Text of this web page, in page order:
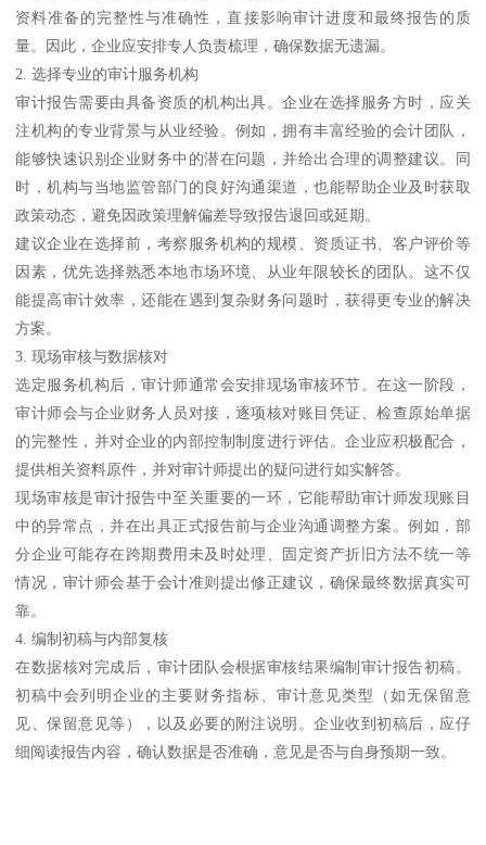
资料准备的完整性与准确性，直接影响审计进度和最终报告的质
量。因此，企业应安排专人负责梳理，确保数据无遗漏。
2. 选择专业的审计服务机构
审计报告需要由具备资质的机构出具。企业在选择服务方时，应关
注机构的专业背景与从业经验。例如，拥有丰富经验的会计团队，
能够快速识别企业财务中的潜在问题，并给出合理的调整建议。同
时，机构与当地监管部门的良好沟通渠道，也能帮助企业及时获取
政策动态，避免因政策理解偏差导致报告退回或延期。
建议企业在选择前，考察服务机构的规模、资质证书、客户评价等
因素，优先选择熟悉本地市场环境、从业年限较长的团队。这不仅
能提高审计效率，还能在遇到复杂财务问题时，获得更专业的解决
方案。
3. 现场审核与数据核对
选定服务机构后，审计师通常会安排现场审核环节。在这一阶段，
审计师会与企业财务人员对接，逐项核对账目凭证、检查原始单据
的完整性，并对企业的内部控制制度进行评估。企业应积极配合，
提供相关资料原件，并对审计师提出的疑问进行如实解答。
现场审核是审计报告中至关重要的一环，它能帮助审计师发现账目
中的异常点，并在出具正式报告前与企业沟通调整方案。例如，部
分企业可能存在跨期费用未及时处理、固定资产折旧方法不统一等
情况，审计师会基于会计准则提出修正建议，确保最终数据真实可
靠。
4. 编制初稿与内部复核
在数据核对完成后，审计团队会根据审核结果编制审计报告初稿。
初稿中会列明企业的主要财务指标、审计意见类型（如无保留意
见、保留意见等），以及必要的附注说明。企业收到初稿后，应仔
细阅读报告内容，确认数据是否准确，意见是否与自身预期一致。